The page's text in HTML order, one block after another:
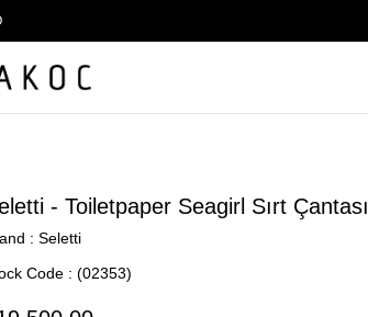
- Toiletpaper Seagirl Sırt Çantası
: Seletti
Code
(02353)